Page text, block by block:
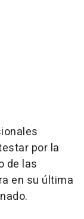
por la
de las
en su última